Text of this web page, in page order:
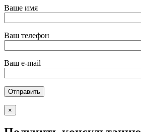
Ваше имя
Ваш телефон
Ваш e-mail
×